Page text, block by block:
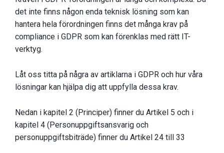
det inte finns någon enda teknisk lösning som kan
hantera hela förordningen finns det många krav på
compliance i GDPR som kan förenklas med rätt IT-
verktyg.
Låt oss titta på några av artiklarna i GDPR och hur våra
lösningar kan hjälpa dig att uppfylla dessa krav.
Nedan i kapitel 2 (Principer) finner du Artikel 5 och i
kapitel 4 (Personuppgiftsansvarig och
personuppgiftsbiträde) finner du Artikel 24 till 33